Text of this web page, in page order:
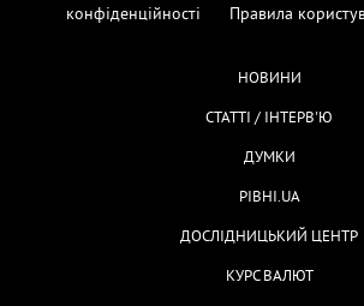
конфіденційності
Правила
НОВИНИ
СТАТТІ / ІНТЕРВ'Ю
ДУМКИ
РІВНІ.UA
ДОСЛІДНИЦЬКИЙ ЦЕНТР
КУРС ВАЛЮТ